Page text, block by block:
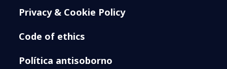
Privacy & Cookie Policy
Code of ethics
Política antisoborno